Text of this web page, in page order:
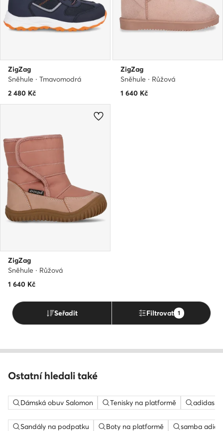
ZigZag
Sněhule · Tmavomodrá
2 480 Kč
ZigZag
Sněhule · Růžová
1 640 Kč
ZigZag
Sněhule · Růžová
1 640 Kč
Seřadit Filtrovat 1
Ostatní hledali také
Dámská obuv Salomon Tenisky na platformě adidas
Sandály na podpatku Boty na platformě samba